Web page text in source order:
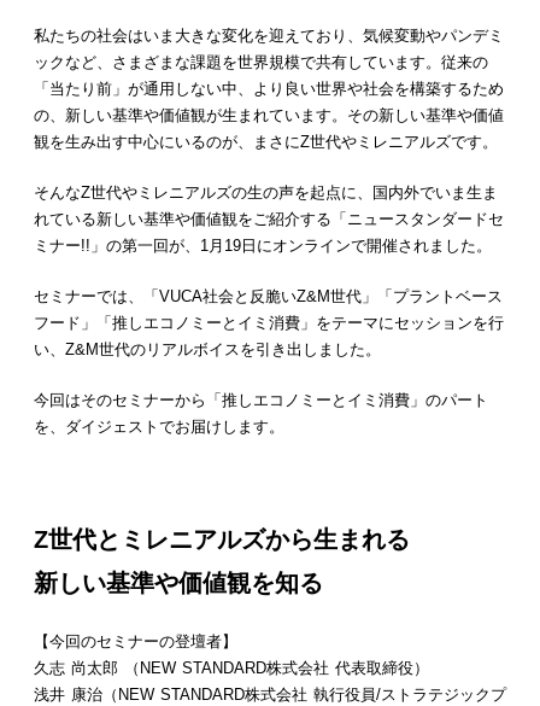
私たちの社会はいま大きな変化を迎えており、気候変動やパンデミ
ックなど、さまざまな課題を世界規模で共有しています。従来の
「当たり前」が通用しない中、より良い世界や社会を構築するため
の、新しい基準や価値観が生まれています。その新しい基準や価値
観を生み出す中心にいるのが、まさにZ世代やミレニアルズです。
そんなZ世代やミレニアルズの生の声を起点に、国内外でいま生ま
れている新しい基準や価値観をご紹介する「ニュースタンダードセ
ミナー!!」の第一回が、1月19日にオンラインで開催されました。
セミナーでは、「VUCA社会と反脆いZ&M世代」「プラントベース
フード」「推しエコノミーとイミ消費」をテーマにセッションを行
い、Z&M世代のリアルボイスを引き出しました。
今回はそのセミナーから「推しエコノミーとイミ消費」のパート
を、ダイジェストでお届けします。
Z世代とミレニアルズから生まれる
新しい基準や価値観を知る
【今回のセミナーの登壇者】
久志 尚太郎 （NEW STANDARD株式会社 代表取締役）
浅井 康治（NEW STANDARD株式会社 執行役員/ストラテジックプ